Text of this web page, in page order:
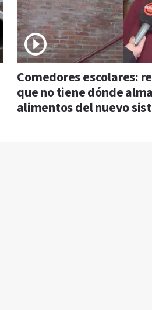
Comedores escolares:
que no tiene dónde
alimentos del nuevo